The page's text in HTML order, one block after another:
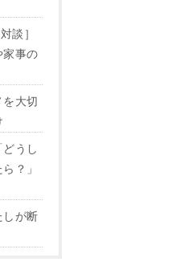
談］
家事の
を大切
どうし
？」
しが断